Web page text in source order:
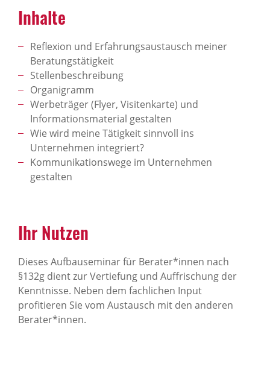
Inhalte
Reflexion und Erfahrungsaustausch meiner
Beratungstätigkeit
Stellenbeschreibung
Organigramm
Werbeträger (Flyer, Visitenkarte) und
Informationsmaterial gestalten
Wie wird meine Tätigkeit sinnvoll ins
Unternehmen integriert?
Kommunikationswege im Unternehmen
gestalten
Ihr Nutzen
Dieses Aufbauseminar für Berater*innen nach
§132g dient zur Vertiefung und Auffrischung der
Kenntnisse. Neben dem fachlichen Input
profitieren Sie vom Austausch mit den anderen
Berater*innen.